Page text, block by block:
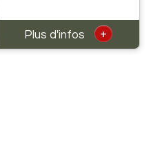
Plus d'infos +